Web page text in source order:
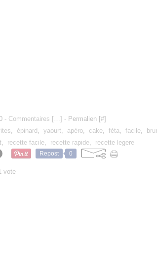
- Commentaires [ …] - Permalien [#]
, épinard , yaourt, apéro, cake, féta, facile,
, recette facile, recette rapide, recette legere
Repost 0
vote